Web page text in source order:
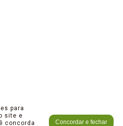
para
site e
concorda
Concordar e fechar